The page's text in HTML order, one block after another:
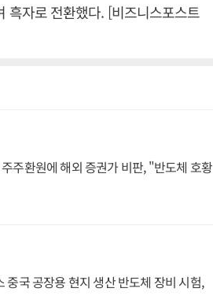
흑자로 전환했다. [비즈니스포스트
주환원에 해외 증권가 비판, "반도체 호황
국 공장용 현지 생산 반도체 장비 시험,